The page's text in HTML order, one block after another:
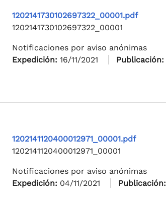
1202141730102697322_00001.pdf
1202141730102697322_00001
Notificaciones por aviso anónimas
Expedición:16/11/2021 Publicación:
1202141120400012971_00001.pdf
1202141120400012971_00001
Notificaciones por aviso anónimas
Expedición: 04/11/2021 Publicación: